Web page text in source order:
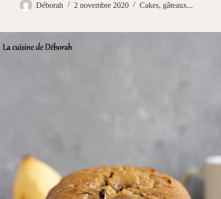
Déborah 2 novembre 2020 Cakes, gâteaux...